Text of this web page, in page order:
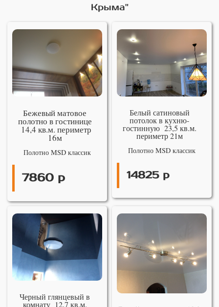
Крыма"
Бежевый матовое
полотно в гостинице
14,4 кв.м. периметр
16м
Полотно MSD классик
7860 р
Белый сатиновый
потолок в кухню-
гостинную 23,5 кв.м.
периметр 21м
Полотно MSD классик
14825 р
Черный глянцевый в
комнату 12,7 кв.м.